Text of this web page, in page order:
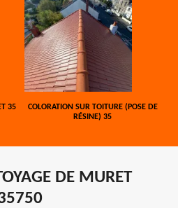
35
COLORATION SUR TOITURE (POSE DE
RÉSINE) 35
DE MURET